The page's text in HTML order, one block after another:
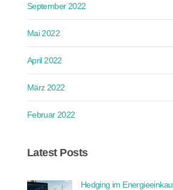
September 2022
Mai 2022
April 2022
März 2022
Februar 2022
Latest Posts
Hedging im